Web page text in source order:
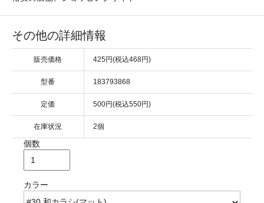
その他の詳細情報
販売価格 425円(税込468円)
型番 183793868
定価 500円(税込550円)
在庫状況 2個
個数
カラー